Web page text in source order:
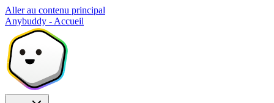
Aller au contenu principal
Anybuddy - Accueil